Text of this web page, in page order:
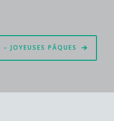
JOYEUSES PÂQUES